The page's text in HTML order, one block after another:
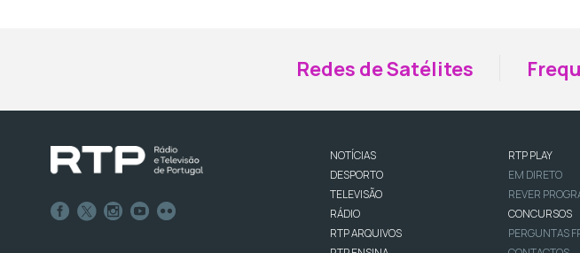
Redes de Satélites
NOTÍCIAS
DESPORTO
TELEVISÃO
RÁDIO
RTP ARQUIVOS
RTP PLAY
EM DIRETO
REVER
CONCURSOS
PERGUNTAS